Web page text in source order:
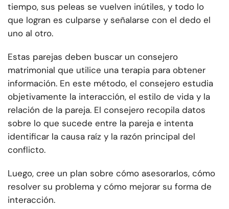
tiempo, sus peleas se vuelven inútiles, y todo lo
que logran es culparse y señalarse con el dedo el
uno al otro.
Estas parejas deben buscar un consejero
matrimonial que utilice una terapia para obtener
información. En este método, el consejero estudia
objetivamente la interacción, el estilo de vida y la
relación de la pareja. El consejero recopila datos
sobre lo que sucede entre la pareja e intenta
identificar la causa raíz y la razón principal del
conflicto.
Luego, cree un plan sobre cómo asesorarlos, cómo
resolver su problema y cómo mejorar su forma de
interacción.